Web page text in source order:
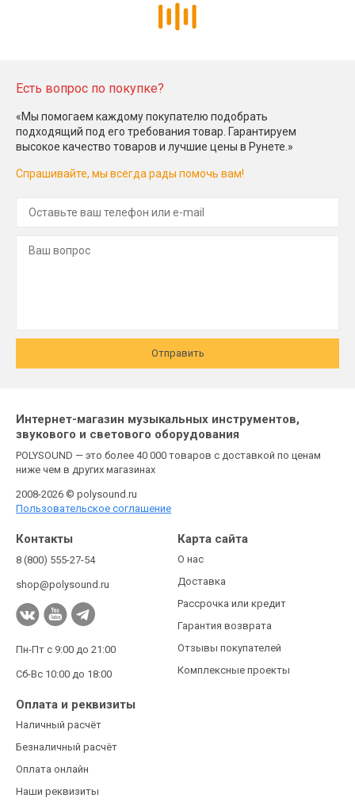
Есть вопрос по покупке?
«Мы помогаем каждому покупателю подобрать
подходящий под его требования товар. Гарантируем
высокое качество товаров и лучшие цены в Рунете.»
Спрашивайте, мы всегда рады помочь вам!
Отправить
Интернет-магазин музыкальных инструментов,
звукового и светового оборудования
POLYSOUND — это более 40 000 товаров с доставкой по ценам
ниже чем в других магазинах
2008-2026 © polysound.ru
Пользовательское соглашение
Контакты
8 (800) 555-27-54
shop@polysound.ru
Пн-Пт с 9:00 до 21:00
Сб-Вс 10:00 до 18:00
Карта сайта
О нас
Доставка
Рассрочка или кредит
Гарантия возврата
Отзывы покупателей
Комплексные проекты
Оплата и реквизиты
Наличный расчёт
Безналичный расчёт
Оплата онлайн
Наши реквизиты